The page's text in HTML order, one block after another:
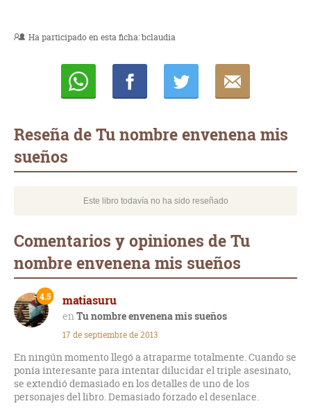
Ha participado en esta ficha:bclaudia
Reseña de Tu nombre envenena mis
sueños
Este libro todavía no ha sido reseñado
Comentarios y opiniones de Tu
nombre envenena mis sueños
matiasuru
Tu nombre envenena mis sueños
4.5
17 de septiembre de 2013
En ningún momento llegó a atraparme totalmente. Cuando se
ponía interesante para intentar dilucidar el triple asesinato,
se extendió demasiado en los detalles de uno de los
personajes del libro. Demasiado forzado el desenlace.